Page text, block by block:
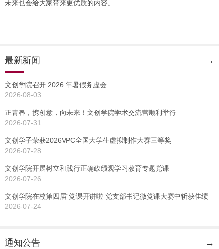
未来也会给大家带来更优质的内容。
最新新闻 →
文创学院召开 2026 年暑假务虚会
2026-08-03
正青春，携创意，向未来！文创学院学术交流营顺利举行
2026-07-31
文创学子荣获2026VPC全国大学生虚拟制作大赛三等奖
2026-07-28
文创学院开展树立和践行正确政绩观学习教育专题党课
2026-07-26
文创学院在校第四届“党课开讲啦”党支部书记微党课大赛中斩获佳绩
2026-07-24
通知公告 →